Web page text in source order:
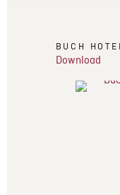
BUCH
Download